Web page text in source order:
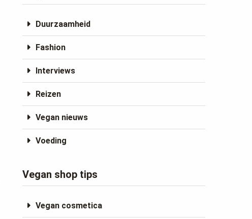
Duurzaamheid
Fashion
Interviews
Reizen
Vegan nieuws
Voeding
Vegan shop tips
Vegan cosmetica